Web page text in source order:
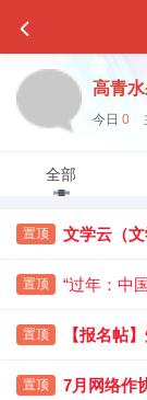
高青
今日 0
全部
置顶 文学云（
置顶 “过年：中
置顶 【报名帖
置顶 7月网络作